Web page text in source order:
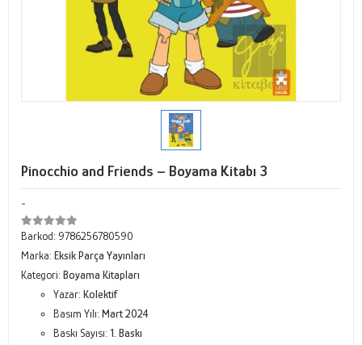
Pinocchio and Friends – Boyama Kitabı 3
-
Barkod: 9786256780590
Marka: Eksik Parça Yayınları
Kategori: Boyama Kitapları
Yazar: Kolektif
Basım Yılı: Mart 2024
Baskı Sayısı: 1. Baskı